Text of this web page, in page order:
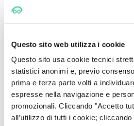
Questo sito web utilizza i cookie
Questo sito usa cookie tecnici
statistici anonimi e, previo
prima e terza parte volti a
espresse nella navigazione e
promozionali. Cliccando "Accetto
all’utilizzo di tutti i cookie;
ottimizzare comfort e sicurezza.
durante tutto l'anno, pur non
degli pneumatici estivi
rappresenta un compromesso
la vettura principalmente in ambito
Il setup stagionale influenza anche i
mantenere due set di pneumatici